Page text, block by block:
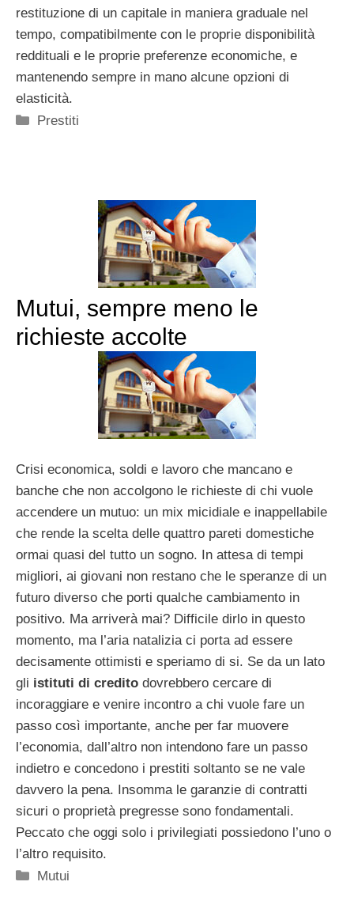
restituzione di un capitale in maniera graduale nel
tempo, compatibilmente con le proprie disponibilità
reddituali e le proprie preferenze economiche, e
mantenendo sempre in mano alcune opzioni di
elasticità.
Categorie
Prestiti
Mutui, sempre meno le
richieste accolte
Crisi economica, soldi e lavoro che mancano e
banche che non accolgono le richieste di chi vuole
accendere un mutuo: un mix micidiale e inappellabile
che rende la scelta delle quattro pareti domestiche
ormai quasi del tutto un sogno. In attesa di tempi
migliori, ai giovani non restano che le speranze di un
futuro diverso che porti qualche cambiamento in
positivo. Ma arriverà mai? Difficile dirlo in questo
momento, ma l’aria natalizia ci porta ad essere
decisamente ottimisti e speriamo di si. Se da un lato
gli istituti di credito dovrebbero cercare di
incoraggiare e venire incontro a chi vuole fare un
passo così importante, anche per far muovere
l’economia, dall’altro non intendono fare un passo
indietro e concedono i prestiti soltanto se ne vale
davvero la pena. Insomma le garanzie di contratti
sicuri o proprietà pregresse sono fondamentali.
Peccato che oggi solo i privilegiati possiedono l’uno o
l’altro requisito.
Categorie
Mutui